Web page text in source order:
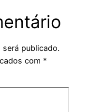
será publicado.
com *